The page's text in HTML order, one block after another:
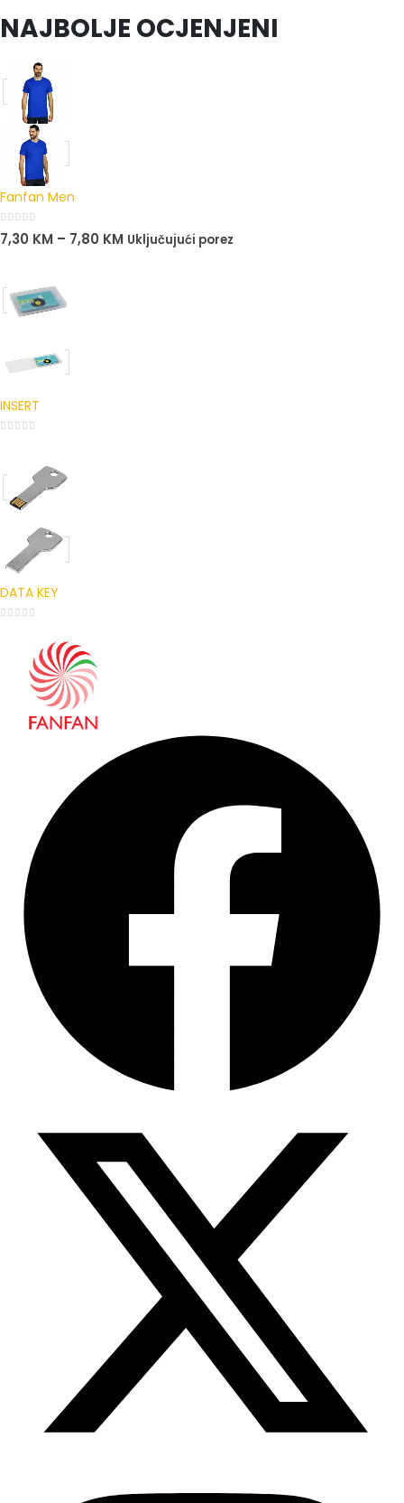
NAJBOLJE OCJENJENI
Fanfan Men
0out of 5
7,30 KM – 7,80 KM Uključujući porez
INSERT
DATA KEY